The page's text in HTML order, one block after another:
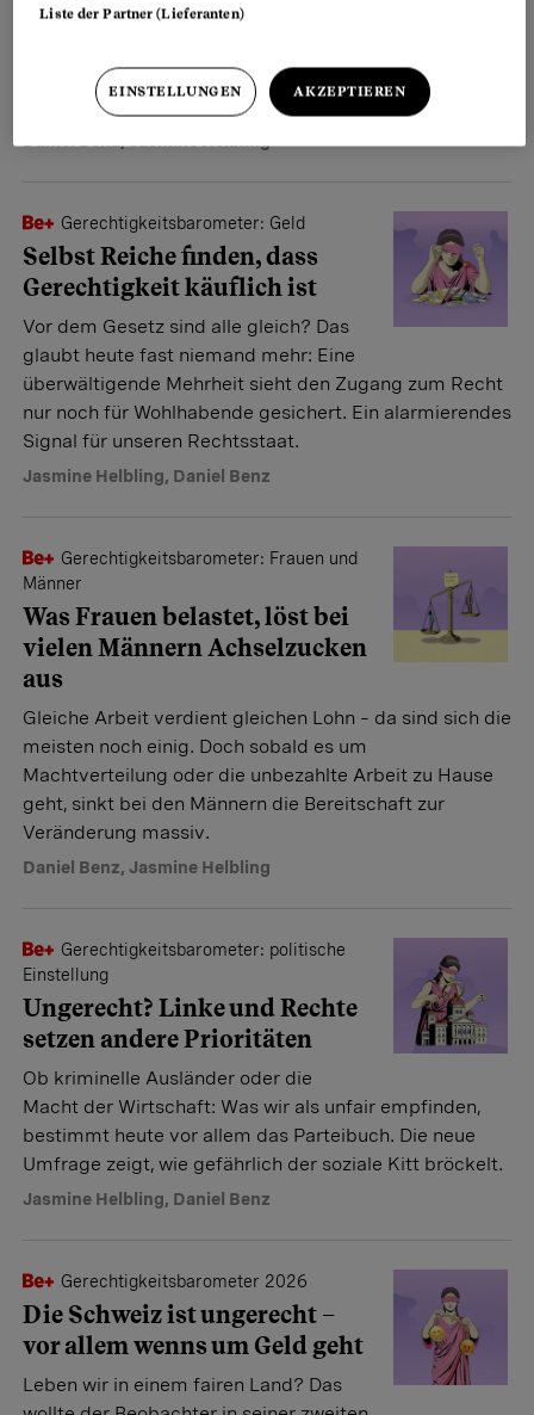
Trotz aller Gräben bleibt eine
Jenseits hitziger Debatten gibt es Bereiche, in denen
das Vertrauen felsenfest bleibt.
Gerechtigkeitsbarometer: Geld
Selbst Reiche finden, dass
Gerechtigkeit käuflich ist
Vor dem Gesetz sind alle gleich? Das
glaubt heute fast niemand mehr: Eine
überwältigende Mehrheit sieht den Zugang zum Recht
nur noch für Wohlhabende gesichert. Ein alarmierendes
Signal für unseren Rechtsstaat.
Jasmine Helbling, Daniel Benz
Gerechtigkeitsbarometer: Frauen und
Männer
Was Frauen belastet, löst bei
vielen Männern Achselzucken
aus
Gleiche Arbeit verdient gleichen Lohn – da sind sich die
meisten noch einig. Doch sobald es um
Machtverteilung oder die unbezahlte Arbeit zu Hause
geht, sinkt bei den Männern die Bereitschaft zur
Veränderung massiv.
Daniel Benz, Jasmine Helbling
Gerechtigkeitsbarometer: politische
Einstellung
Ungerecht? Linke und Rechte
setzen andere Prioritäten
Ob kriminelle Ausländer oder die
Macht der Wirtschaft: Was wir als unfair empfinden,
bestimmt heute vor allem das Parteibuch. Die neue
Umfrage zeigt, wie gefährlich der soziale Kitt bröckelt.
Jasmine Helbling, Daniel Benz
Gerechtigkeitsbarometer 2026
Die Schweiz ist ungerecht –
vor allem wenns um Geld geht
Leben wir in einem fairen Land? Das
Liste der Partner (Lieferanten)
EINSTELLUNGEN AKZEPTIEREN